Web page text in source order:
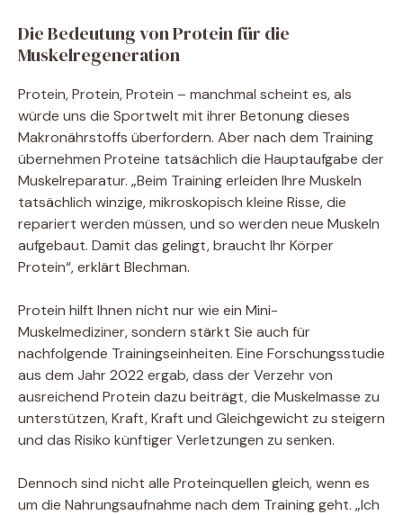
Die Bedeutung von Protein für die
Muskelregeneration
Protein, Protein, Protein – manchmal scheint es, als
würde uns die Sportwelt mit ihrer Betonung dieses
Makronährstoffs überfordern. Aber nach dem Training
übernehmen Proteine ​​tatsächlich die Hauptaufgabe der
Muskelreparatur. „Beim Training erleiden Ihre Muskeln
tatsächlich winzige, mikroskopisch kleine Risse, die
repariert werden müssen, und so werden neue Muskeln
aufgebaut. Damit das gelingt, braucht Ihr Körper
Protein“, erklärt Blechman.
Protein hilft Ihnen nicht nur wie ein Mini-
Muskelmediziner, sondern stärkt Sie auch für
nachfolgende Trainingseinheiten. Eine Forschungsstudie
aus dem Jahr 2022 ergab, dass der Verzehr von
ausreichend Protein dazu beiträgt, die Muskelmasse zu
unterstützen, Kraft, Kraft und Gleichgewicht zu steigern
und das Risiko künftiger Verletzungen zu senken.
Dennoch sind nicht alle Proteinquellen gleich, wenn es
um die Nahrungsaufnahme nach dem Training geht. „Ich